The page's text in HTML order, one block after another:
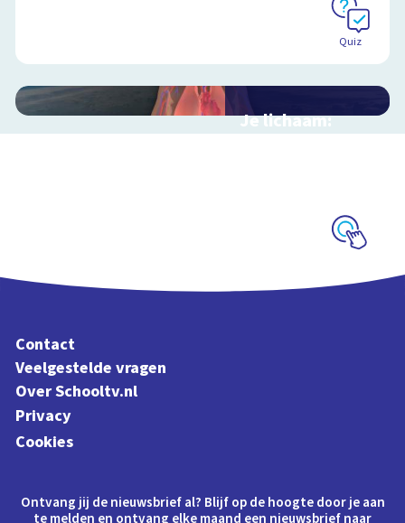
Quiz
Je lichaam:
organen
Contact
Veelgestelde vragen
Over Schooltv.nl
Privacy
Cookies
Ontvang jij de nieuwsbrief al? Blijf op de hoogte door je aan
te melden en ontvang elke maand een nieuwsbrief naar